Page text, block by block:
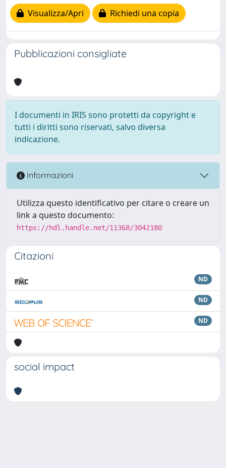
Visualizza/Apri
Richiedi una copia
Pubblicazioni consigliate
I documenti in IRIS sono protetti da copyright e
tutti i diritti sono riservati, salvo diversa
indicazione.
Informazioni
Utilizza questo identificativo per citare o creare un
link a questo documento:
https://hdl.handle.net/11368/3042180
Citazioni
ND
ND
ND
social impact